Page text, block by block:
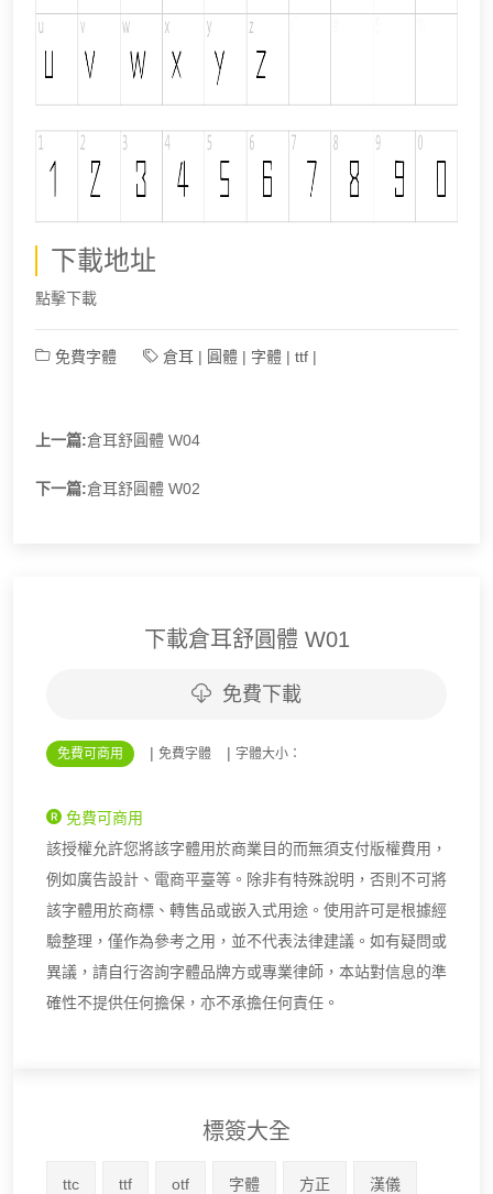
下載地址
點擊下載
免費字體 倉耳 | 圓體 | 字體 | ttf |
上一篇:倉耳舒圓體 W04
下一篇:倉耳舒圓體 W02
下載倉耳舒圓體 W01
免費下載
免費可商用 | 免費字體 | 字體大小：
免費可商用
該授權允許您將該字體用於商業目的而無須支付版權費用，
例如廣告設計、電商平臺等。除非有特殊說明，否則不可將
該字體用於商標、轉售品或嵌入式用途。使用許可是根據經
驗整理，僅作為參考之用，並不代表法律建議。如有疑問或
異議，請自行咨詢字體品牌方或專業律師，本站對信息的準
確性不提供任何擔保，亦不承擔任何責任。
標簽大全
ttc ttf otf 字體 方正 漢儀